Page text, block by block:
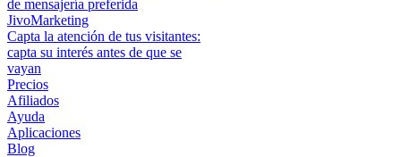
de mensajería preferida
JivoMarketing
Capta la atención de tus visitantes:
capta su interés antes de que se
vayan
Precios
Afiliados
Ayuda
Aplicaciones
Blog